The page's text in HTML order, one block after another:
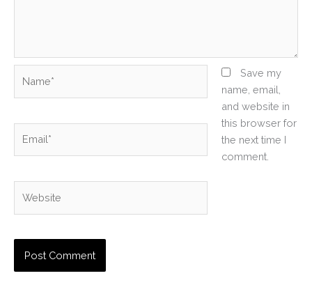
Save my
name, email,
and website in
this browser for
the next time I
comment.